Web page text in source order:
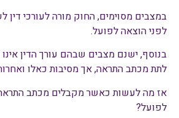
במצבים מסוימים, החוק מורה לעורכי
לפני הוצאה לפועל.
בנוסף, ישנם מצבים שבהם עורך הדין
לתת מכתב התראה, אך מסיבות כאלו
אז מה לעשות כאשר מקבלים מכתב
לפועל?